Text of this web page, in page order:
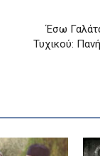
Έσω
Τυχικού: